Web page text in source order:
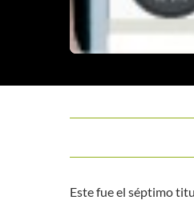
Este fue el séptimo